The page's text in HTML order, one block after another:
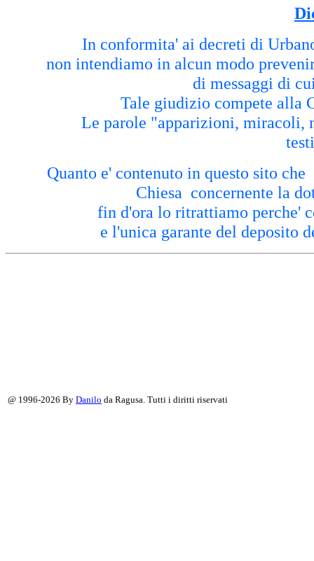
In conformita' ai decreti di
non intendiamo in alcun modo
di messaggi di
Tale giudizio compete alla
Le parole "apparizioni, miracoli,
Quanto e' contenuto in questo sito
Chiesa concernente la
fin d'ora lo ritrattiamo perche'
e l'unica garante del deposito
@ 1996-2026 By Danilo da Ragusa. Tutti i diritti riservati